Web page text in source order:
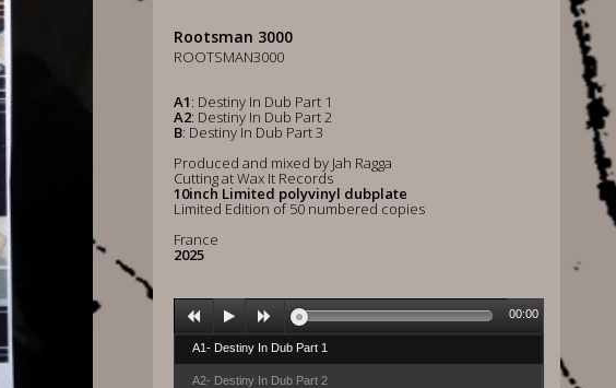
Rootsman 3000
ROOTSMAN3000
A1: Destiny In Dub Part 1
A2: Destiny In Dub Part 2
B: Destiny In Dub Part 3
Produced and mixed by Jah Ragga
Cutting at Wax It Records
10inch Limited polyvinyl dubplate
Limited Edition of 50 numbered copies
France
2025
A1- Destiny In Dub Part 1
A2- Destiny In Dub Part 2
00:00